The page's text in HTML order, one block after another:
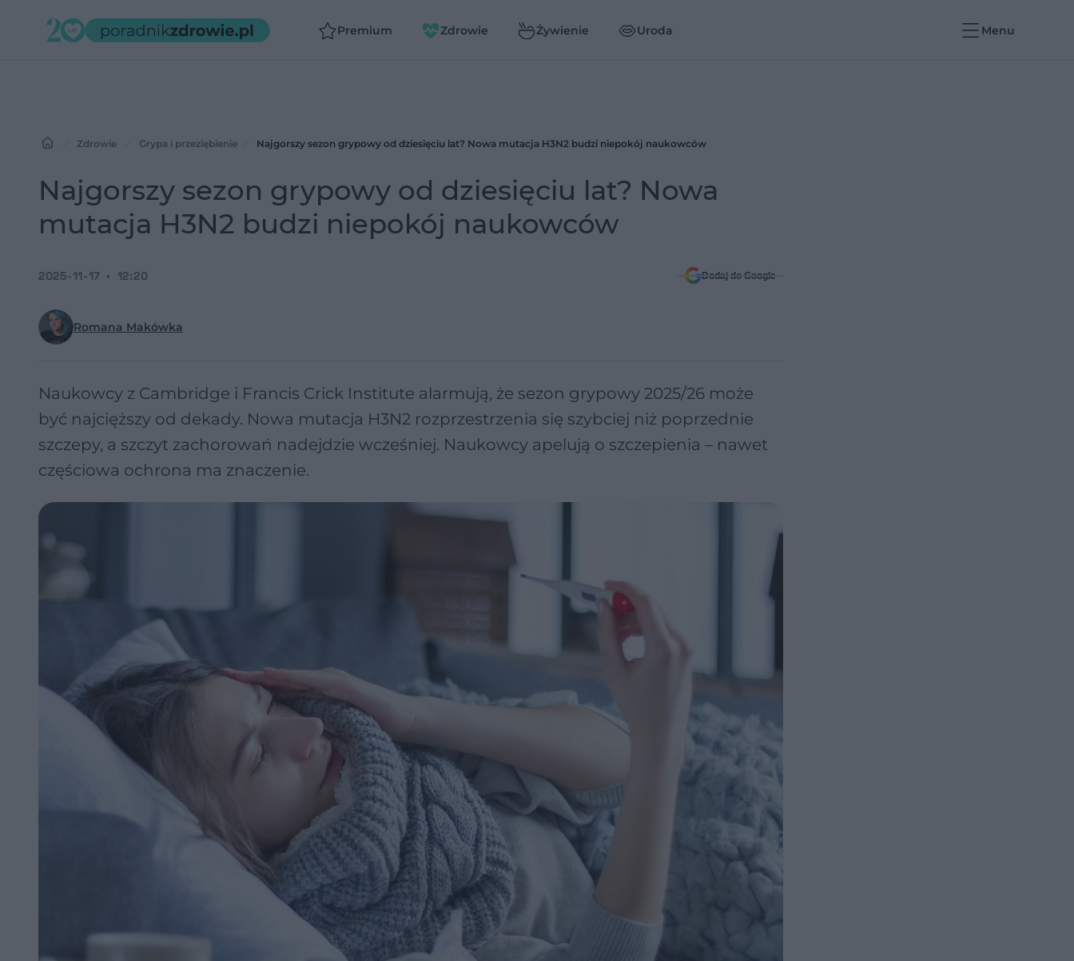
Premium Zdrowie Żywienie Uroda Menu
Zdrowie Grypa i przeziębienie Najgorszy sezon grypowy od dziesięciu lat? Nowa mutacja H3N2 budzi niepokój naukowców
Najgorszy sezon grypowy od dziesięciu lat? Nowa
mutacja H3N2 budzi niepokój naukowców
Romana Makówka
2025-11-17 12:20 Dodaj do Google
Naukowcy z Cambridge i Francis Crick Institute alarmują, że sezon grypowy 2025/26 może
być najcięższy od dekady. Nowa mutacja H3N2 rozprzestrzenia się szybciej niż poprzednie
szczepy, a szczyt zachorowań nadejdzie wcześniej. Naukowcy apelują o szczepienia – nawet
częściowa ochrona ma znaczenie.